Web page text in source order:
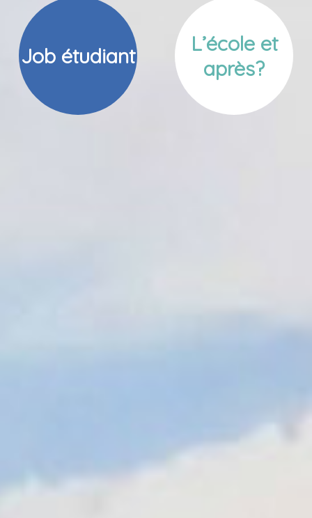
Job étudiant
L’école et
après?